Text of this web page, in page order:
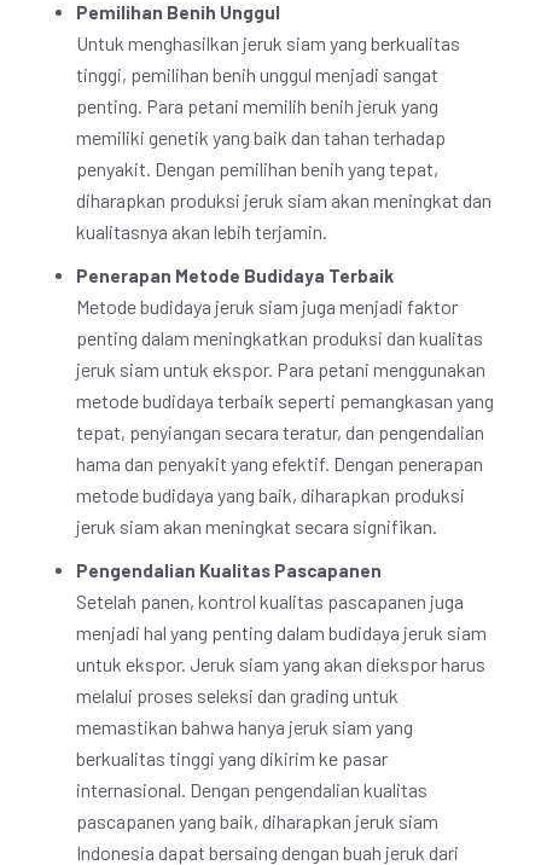
Pemilihan Benih Unggul
Untuk menghasilkan jeruk siam yang berkualitas
tinggi, pemilihan benih unggul menjadi sangat
penting. Para petani memilih benih jeruk yang
memiliki genetik yang baik dan tahan terhadap
penyakit. Dengan pemilihan benih yang tepat,
diharapkan produksi jeruk siam akan meningkat dan
kualitasnya akan lebih terjamin.
Penerapan Metode Budidaya Terbaik
Metode budidaya jeruk siam juga menjadi faktor
penting dalam meningkatkan produksi dan kualitas
jeruk siam untuk ekspor. Para petani menggunakan
metode budidaya terbaik seperti pemangkasan yang
tepat, penyiangan secara teratur, dan pengendalian
hama dan penyakit yang efektif. Dengan penerapan
metode budidaya yang baik, diharapkan produksi
jeruk siam akan meningkat secara signifikan.
Pengendalian Kualitas Pascapanen
Setelah panen, kontrol kualitas pascapanen juga
menjadi hal yang penting dalam budidaya jeruk siam
untuk ekspor. Jeruk siam yang akan diekspor harus
melalui proses seleksi dan grading untuk
memastikan bahwa hanya jeruk siam yang
berkualitas tinggi yang dikirim ke pasar
internasional. Dengan pengendalian kualitas
pascapanen yang baik, diharapkan jeruk siam
Indonesia dapat bersaing dengan buah jeruk dari